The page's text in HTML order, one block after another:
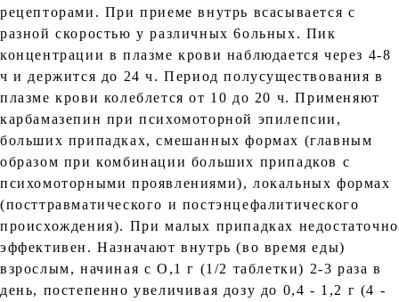
рецепторами. При приеме внутрь всасывается с
разной скоростью у различных 6ольных. Пик
концентрации в плазме крови наблюдается через 4-8
ч и держится до 24 ч. Период полусуществования в
плазме крови колеблется от 10 до 20 ч. Применяют
карбамазепин при психомоторной эпилепсии,
больших припадках, смешанных формах (главным
образом при комбинации больших припадков с
психомоторными проявлениями), локальных формах
(посттравматического и постэнцефалитического
происхождения). При малых припадках недостаточно
эффективен. Назначают внутрь (во время еды)
взрослым, начиная с О,1 г (1/2 таблетки) 2-3 раза в
день, постепенно увеличивая дозу до 0,4 - 1,2 г (4 -